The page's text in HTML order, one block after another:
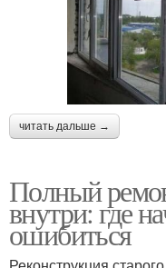
читать дальше →
Полный
внутри: где
ошибиться